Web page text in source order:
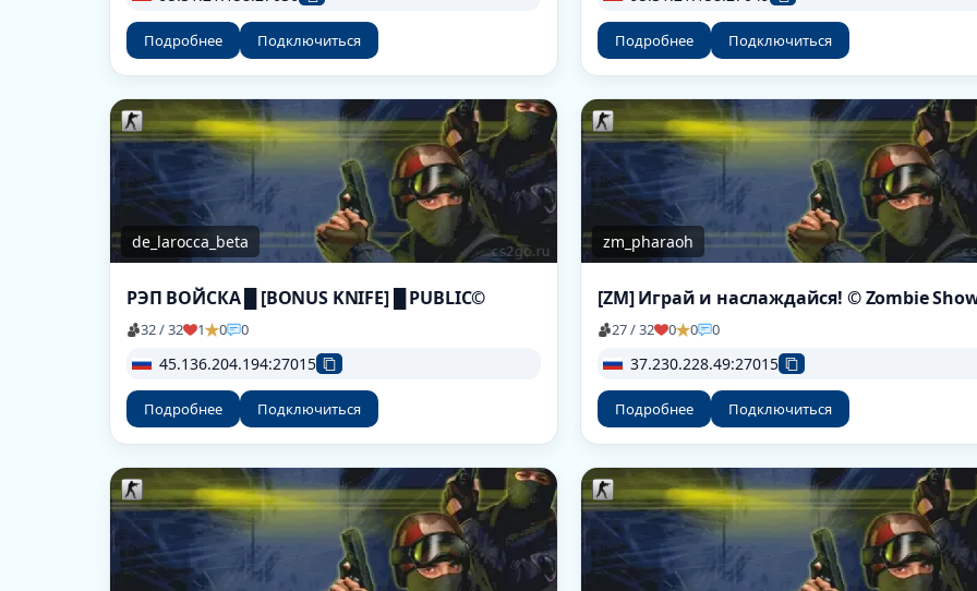
Подробнее Подключиться Подробнее Подключиться
de_larocca_beta
РЭП ВОЙСКА █ [BONUS KNIFE] █ PUBLIC©
32 / 32 1 0 0
45.136.204.194:27015
Подробнее Подключиться
zm_pharaoh
[ZM] Играй и наслаждайся! © Zombie
27 / 32 0 0 0
37.230.228.49:27015
Подробнее Подключиться